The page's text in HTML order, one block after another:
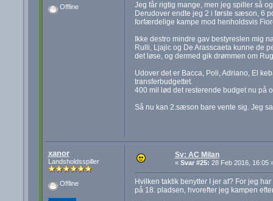
Offline
Jeg får rigtig mange, men jeg spiller så
Derudover endte jeg 2 i første sæson, 6
forfærdelige kampe mod henholdsvis
Ikke destro mindre gav bestyreslen mig
Rulli, Ljajic og De Arasscaeta kunne de
det løse, og dermed gik drømmen om
Udover det er Bacca, Poli, Adriano, El
transferbudgettet.
400 mil lød det resterende budget nu på
Så nu kan 2.sæson bare vente sig. Jeg
xanor
Landsholdsspiller
Offline
Sv: AC Milan
« Svar #25: 28 Feb 2016, 16:05
Hvilken taktik benytter I jer af? For jeg
på 18. pladsen, hvorefter jeg kampen